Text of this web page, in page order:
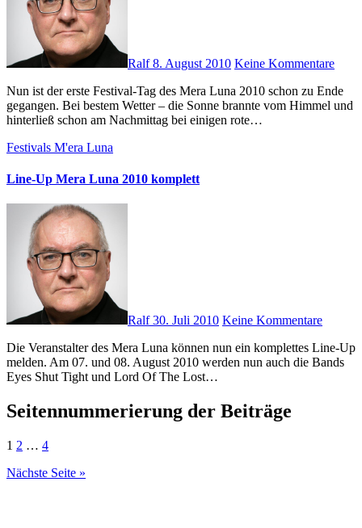
Ralf8. August 2010 Keine Kommentare
Nun ist der erste Festival-Tag des Mera Luna 2010 schon zu Ende
gegangen. Bei bestem Wetter – die Sonne brannte vom Himmel und
hinterließ schon am Nachmittag bei einigen rote…
Festivals M'era Luna
Line-Up Mera Luna 2010 komplett
Ralf30. Juli 2010 Keine Kommentare
Die Veranstalter des Mera Luna können nun ein komplettes Line-Up
melden. Am 07. und 08. August 2010 werden nun auch die Bands
Eyes Shut Tight und Lord Of The Lost…
Seitennummerierung der Beiträge
1 2 … 4
Nächste Seite »